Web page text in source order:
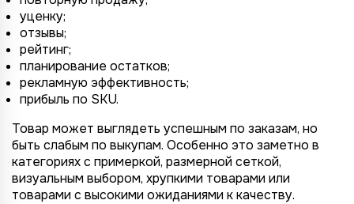
уценку;
отзывы;
рейтинг;
планирование остатков;
рекламную эффективность;
прибыль по SKU.
Товар может выглядеть успешным по заказам, но
быть слабым по выкупам. Особенно это заметно в
категориях с примеркой, размерной сеткой,
визуальным выбором, хрупкими товарами или
товарами с высокими ожиданиями к качеству.